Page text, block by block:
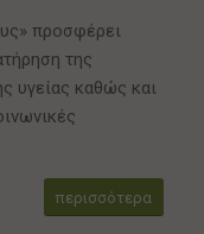
προσφέρει
της
υγείας καθώς και
περισσότερα